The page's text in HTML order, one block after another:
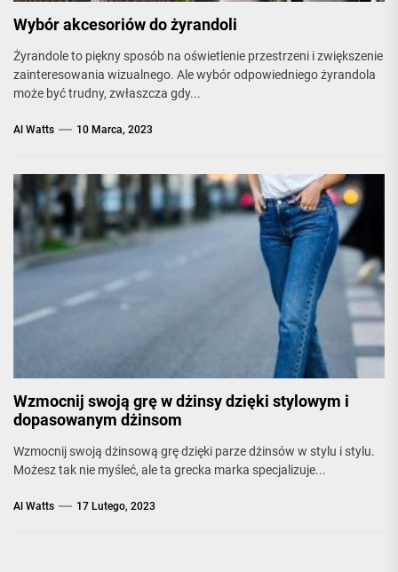
Wybór akcesoriów do żyrandoli
Żyrandole to piękny sposób na oświetlenie przestrzeni i zwiększenie
zainteresowania wizualnego. Ale wybór odpowiedniego żyrandola
może być trudny, zwłaszcza gdy...
Al Watts 10 Marca, 2023
Wzmocnij swoją grę w dżinsy dzięki stylowym i
dopasowanym dżinsom
Wzmocnij swoją dżinsową grę dzięki parze dżinsów w stylu i stylu.
Możesz tak nie myśleć, ale ta grecka marka specjalizuje...
Al Watts 17 Lutego, 2023